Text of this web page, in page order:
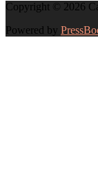
Copyright © 2026
Powered by